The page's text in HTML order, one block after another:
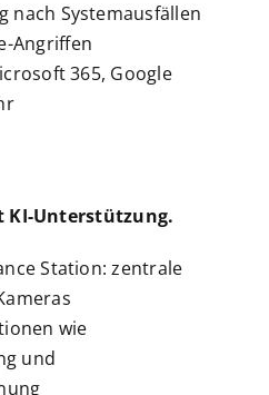
nach Systemausfällen
Angriffen
365, Google
KI-Unterstützung.
Station: zentrale
wie
und